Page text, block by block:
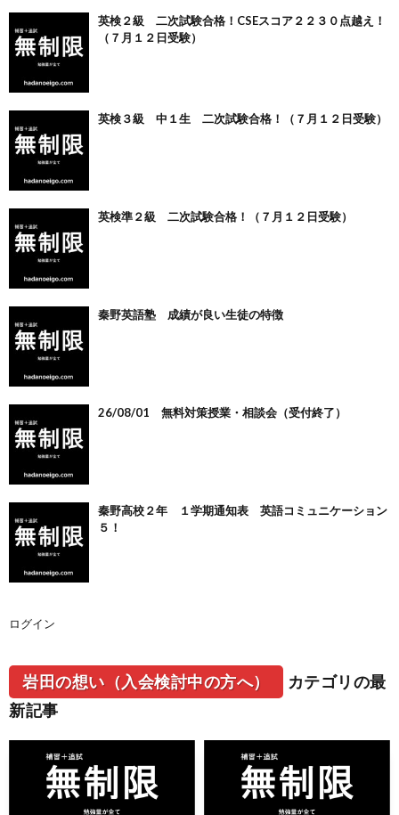
英検２級 二次試験合格！CSEスコア２２３０点越え！
（７月１２日受験）
英検３級 中１生 二次試験合格！（７月１２日受験）
英検準２級 二次試験合格！（７月１２日受験）
秦野英語塾 成績が良い生徒の特徴
26/08/01 無料対策授業・相談会（受付終了）
秦野高校２年 １学期通知表 英語コミュニケーション
５！
ログイン
岩田の想い（入会検討中の方へ）
カテゴリの最
新記事